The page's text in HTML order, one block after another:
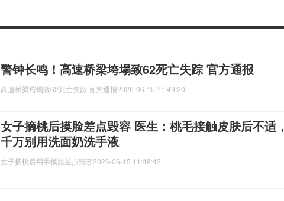
警钟长鸣！高速桥梁垮塌致62死亡失踪 官方通报
高速桥梁垮塌致62死亡失踪 官方通报2026-06-15 11:49:20
女子摘桃后摸脸差点毁容 医生：桃毛接触皮肤后不适，
千万别用洗面奶洗手液
女子摘桃后用手摸脸差点毁容2026-06-15 11:48:42